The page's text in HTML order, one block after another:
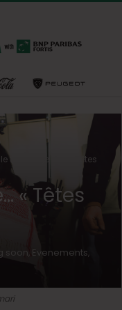
tournage de… « Têtes
« Têtes
soon, Evenements,